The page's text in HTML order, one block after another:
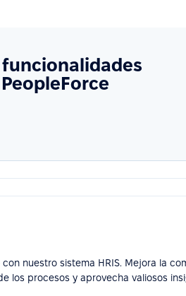
nuestro sistema HRIS. Mejora la
los procesos y aprovecha valiosos